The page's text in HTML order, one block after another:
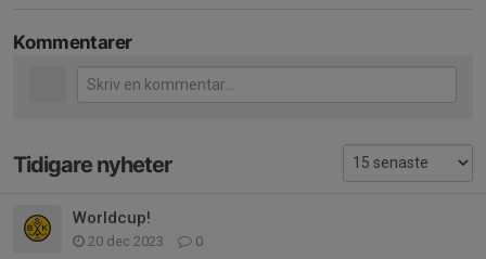
Kommentarer
Tidigare nyheter
Worldcup!
20 dec 2023 0